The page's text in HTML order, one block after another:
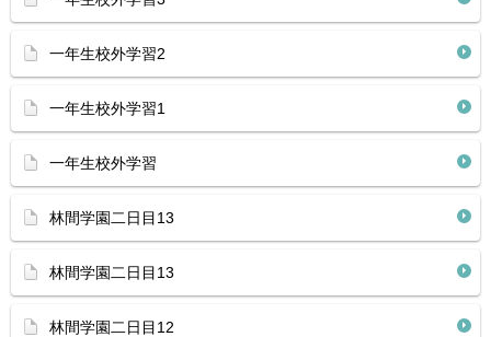
一年生校外学習2
一年生校外学習1
一年生校外学習
林間学園二日目13
林間学園二日目13
林間学園二日目12